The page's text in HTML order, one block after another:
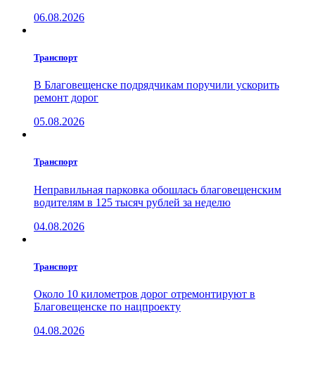
06.08.2026
Транспорт
В Благовещенске подрядчикам поручили ускорить
ремонт дорог
05.08.2026
Транспорт
Неправильная парковка обошлась благовещенским
водителям в 125 тысяч рублей за неделю
04.08.2026
Транспорт
Около 10 километров дорог отремонтируют в
Благовещенске по нацпроекту
04.08.2026